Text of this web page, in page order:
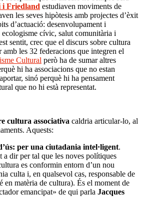
i Friedland estudiaven moviments de
les seves hipòtesis amb projectes d’èxit
d’actuació: desenvolupament i
cívic, salut comunitària i
sentit, crec que el discurs sobre cultura
amb les 32 federacions que integren el
Cultural però ha de sumar altres
hi ha associacions que no estan
sinó perquè hi ha pensament
que no hi està representat.
cultura associativa caldria articular-lo, al
Aquests:
per una ciutadania intel·ligent.
a dir per tal que les noves polítiques
es conformin entorn d’un nou
culta i, en qualsevol cas, responsable de
en matèria de cultura). És el moment de
emancipat» de qui parla Jacques